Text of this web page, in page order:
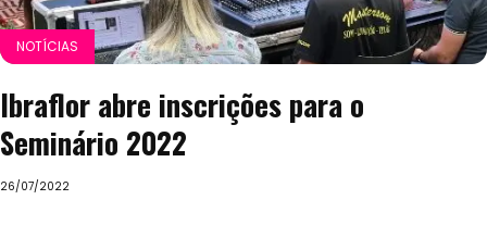
NOTÍCIAS
Ibraflor abre inscrições para o
Seminário 2022
26/07/2022